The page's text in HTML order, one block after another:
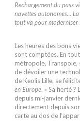
Rechargement du pass
navettes autonomes…
tout va pour moderniser
Les heures des bons
sont comptées. En
métropole, Transpole,
de dévoiler une
de Keolis Lille, se
en Europe. » Sa fierté ?
depuis mi-janvier
directement depuis
carte au dos de